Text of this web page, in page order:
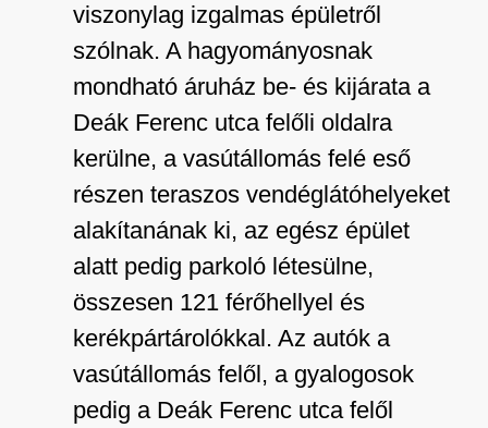
viszonylag izgalmas épületről
szólnak. A hagyományosnak
mondható áruház be- és kijárata a
Deák Ferenc utca felőli oldalra
kerülne, a vasútállomás felé eső
részen teraszos vendéglátóhelyeket
alakítanának ki, az egész épület
alatt pedig parkoló létesülne,
összesen 121 férőhellyel és
kerékpártárolókkal. Az autók a
vasútállomás felől, a gyalogosok
pedig a Deák Ferenc utca felől